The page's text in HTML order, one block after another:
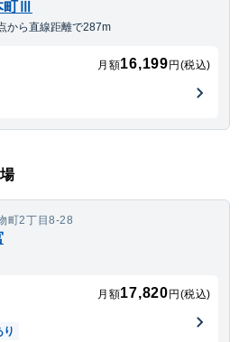
町Ⅲ
から直線距離で287m
月額16,199 円(税込)
町2丁目8-28
月額17,820 円(税込)
り